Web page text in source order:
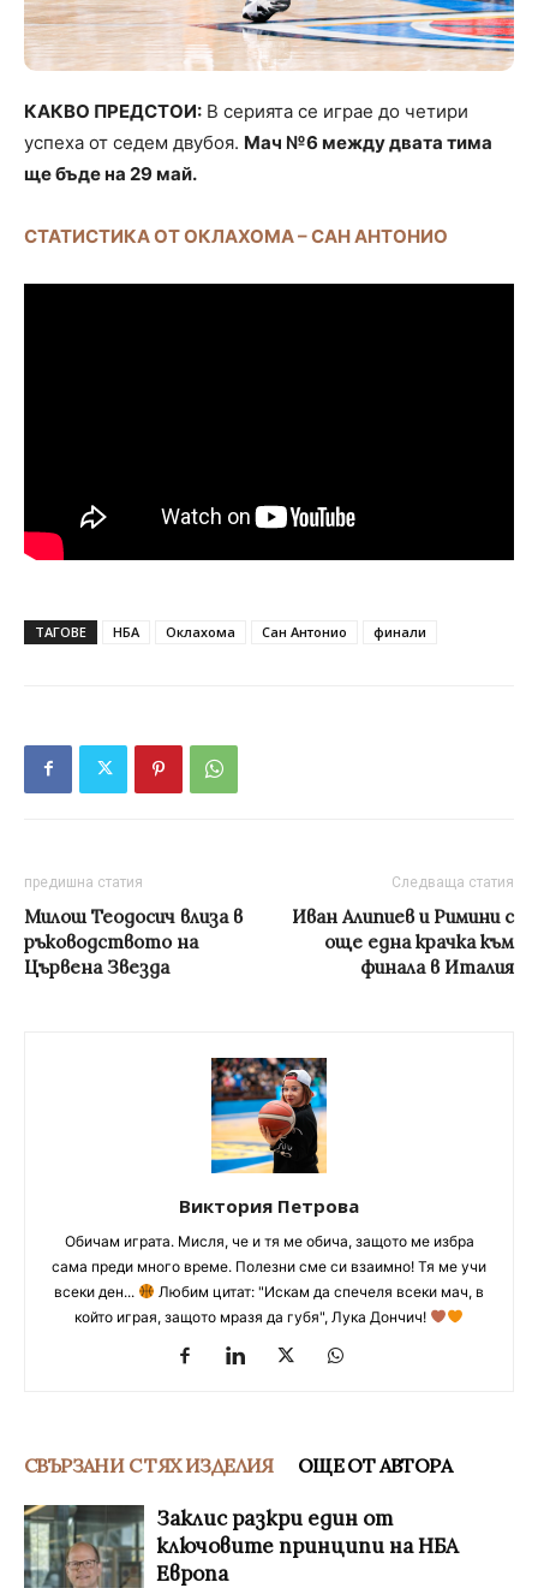
КАКВО ПРЕДСТОИ: В серията се играе до четири
успеха от седем двубоя. Мач №6 между двата тима
ще бъде на 29 май.
СТАТИСТИКА ОТ ОКЛАХОМА – САН АНТОНИО
ТАГОВЕ НБА Оклахома Сан Антонио финали
предишна статия
Милош Теодосич влиза в
ръководството на
Цървена Звезда
Следваща статия
Иван Алипиев и Римини с
още една крачка към
финала в Италия
Виктория Петрова
Обичам играта. Мисля, че и тя ме обича, защото ме избра
сама преди много време. Полезни сме си взаимно! Тя ме учи
всеки ден...
Любим цитат: "Искам да спечеля всеки мач, в
който играя, защото мразя да губя", Лука Дончич!
СВЪРЗАНИ С ТЯХ ИЗДЕЛИЯ ОЩЕ ОТ АВТОРА
Заклис разкри един от
ключовите принципи на НБА
Европа